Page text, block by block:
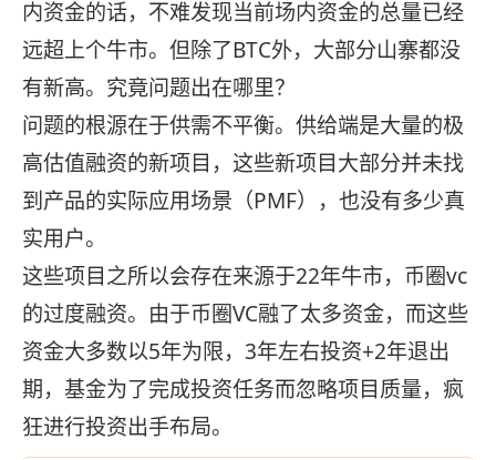
内资金的话，不难发现当前场内资金的总量已经
远超上个牛市。但除了BTC外，大部分山寨都没
有新高。究竟问题出在哪里？
问题的根源在于供需不平衡。供给端是大量的极
高估值融资的新项目，这些新项目大部分并未找
到产品的实际应用场景（PMF），也没有多少真
实用户。
这些项目之所以会存在来源于22年牛市，币圈vc
的过度融资。由于币圈VC融了太多资金，而这些
资金大多数以5年为限，3年左右投资+2年退出
期，基金为了完成投资任务而忽略项目质量，疯
狂进行投资出手布局。